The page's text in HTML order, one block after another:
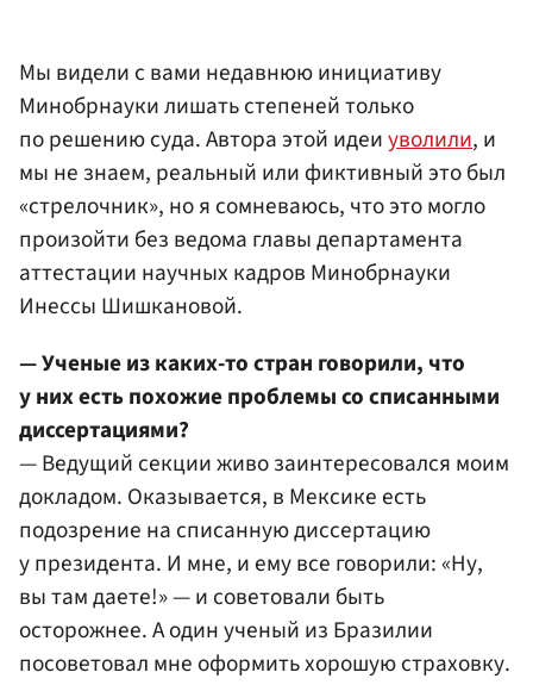
Мы видели с вами недавнюю инициативу
Минобрнауки лишать степеней только
по решению суда. Автора этой идеиуволили, и
мы не знаем, реальный или фиктивный это был
«стрелочник», но я сомневаюсь, что это могло
произойти без ведома главы департамента
аттестации научных кадров Минобрнауки
Инессы Шишкановой.
— Ученые из каких-то стран говорили, что
у них есть похожие проблемы со списанными
диссертациями?
— Ведущий секции живо заинтересовался моим
докладом. Оказывается, в Мексике есть
подозрение на списанную диссертацию
у президента. И мне, и ему все говорили: «Ну,
вы там даете!» — и советовали быть
осторожнее. А один ученый из Бразилии
посоветовал мне оформить хорошую страховку.